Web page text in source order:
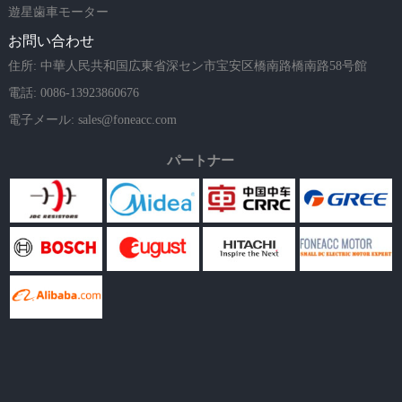
遊星歯車モーター
お問い合わせ
住所: 中華人民共和国広東省深セン市宝安区橋南路橋南路58号館
電話: 0086-13923860676
電子メール: sales@foneacc.com
パートナー